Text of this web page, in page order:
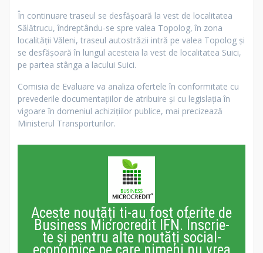
În continuare traseul se desfășoară la vest de localitatea
Sălătrucu, îndreptându-se spre valea Topolog, în zona
localității Văleni, traseul autostrăzii intră pe valea Topolog și
se desfășoară în lungul acesteia la vest de localitatea Suici,
pe partea stânga a lacului Suici.
Comisia de Evaluare va analiza ofertele în conformitate cu
prevederile documentațiilor de atribuire și cu legislația în
vigoare în domeniul achizițiilor publice, mai precizează
Ministerul Transporturilor.
Aceste noutăți ti-au fost oferite de
Business Microcredit IFN. Înscrie-
te și pentru alte noutăți social-